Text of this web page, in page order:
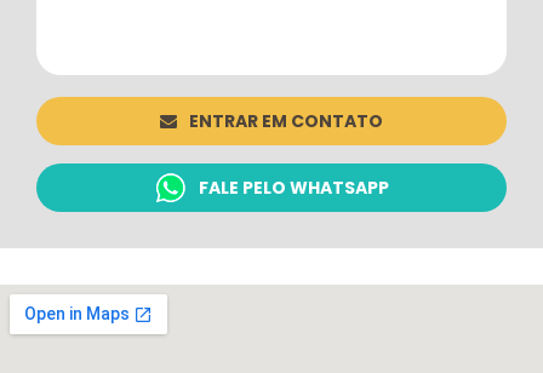
ENTRAR EM CONTATO
FALE PELO WHATSAPP